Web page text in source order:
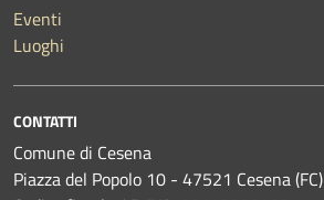
Eventi
Luoghi
CONTATTI
Comune di Cesena
Piazza del Popolo 10 - 47521 Cesena (FC)